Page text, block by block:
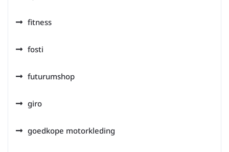
fitness
fosti
futurumshop
giro
goedkope motorkleding